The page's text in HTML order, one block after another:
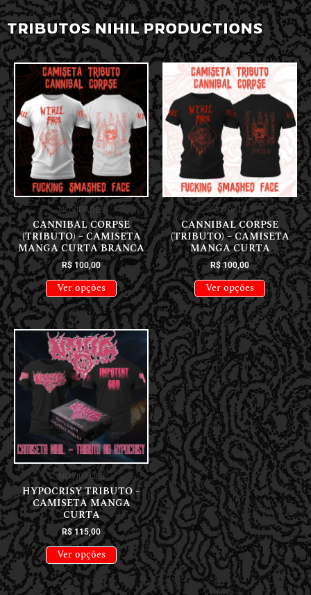
TRIBUTOS NIHIL PRODUCTIONS
NOVIDADES
CANNIBAL CORPSE
(TRIBUTO) – CAMISETA
MANGA CURTA BRANCA
R$100,00
Ver opções
NOVIDADES
CANNIBAL CORPSE
(TRIBUTO) – CAMISETA
MANGA CURTA
R$100,00
Ver opções
NOVIDADES
HYPOCRISY TRIBUTO –
CAMISETA MANGA
CURTA
R$115,00
Ver opções